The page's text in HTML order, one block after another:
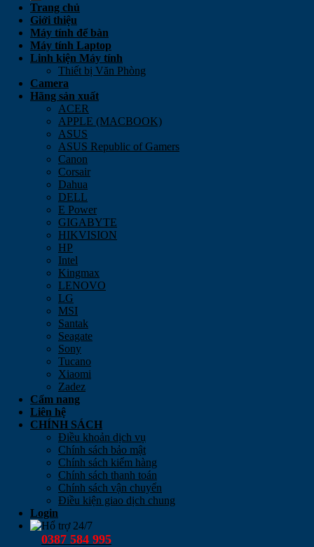
Trang chủ
Giới thiệu
Máy tính để bàn
Máy tính Laptop
Linh kiện Máy tính
Thiết bị Văn Phòng
Camera
Hãng sản xuất
ACER
APPLE (MACBOOK)
ASUS
ASUS Republic of Gamers
Canon
Corsair
Dahua
DELL
E Power
GIGABYTE
HIKVISION
HP
Intel
Kingmax
LENOVO
LG
MSI
Santak
Seagate
Sony
Tucano
Xiaomi
Zadez
Cẩm nang
Liên hệ
CHÍNH SÁCH
Điều khoản dịch vụ
Chính sách bảo mật
Chính sách kiểm hàng
Chính sách thanh toán
Chính sách vận chuyển
Điều kiện giao dịch chung
Login
Hổ trợ 24/7
0387 584 995